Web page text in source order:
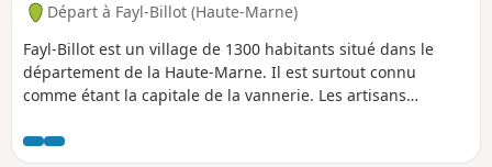
Départ à Fayl-Billot (Haute-Marne)
Fayl-Billot est un village de 1300 habitants situé dans le
département de la Haute-Marne. Il est surtout connu
comme étant la capitale de la vannerie. Les artisans
l'issu de cette balade, ne pas hésiter à repartir avec un